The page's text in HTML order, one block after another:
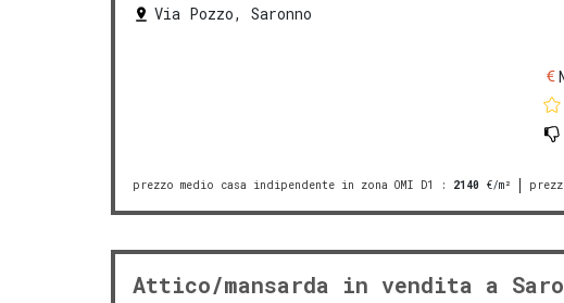
Via Pozzo, Saronno
prezzo medio casa indipendente in zona OMI D1 : 2140 €/m²
Attico/mansarda in vendita a